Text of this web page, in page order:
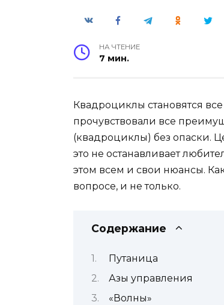
НА ЧТЕНИЕ
7 мин.
Квадроциклы становятся
прочувствовали все
(квадроциклы) без опаски.
это не останавливает
этом всем и свои нюансы.
вопросе, и не только.
Содержание
Путаница
Азы управления
«Волны»